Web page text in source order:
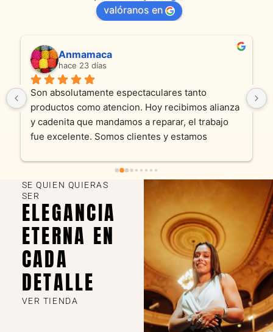
valóranos en
Anmamaca
hace 23 días
Son absolutamente espectaculares tanto
productos como atencion. Hoy recibimos alianza
y cadenita que mandamos a reparar, el trabajo
fue excelente. Somos clientes y estamos
SE QUIEN QUIERAS
SER
ELEGANCIA
ETERNA EN
CADA
DETALLE
VER TIENDA